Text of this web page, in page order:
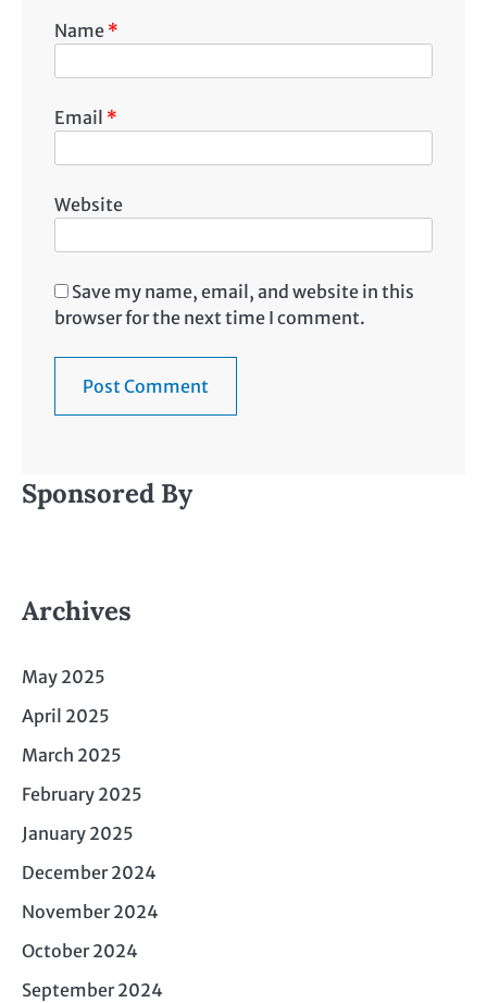
Name *
Email *
Website
Save my name, email, and website in this
browser for the next time I comment.
Sponsored By
Archives
May 2025
April 2025
March 2025
February 2025
January 2025
December 2024
November 2024
October 2024
September 2024